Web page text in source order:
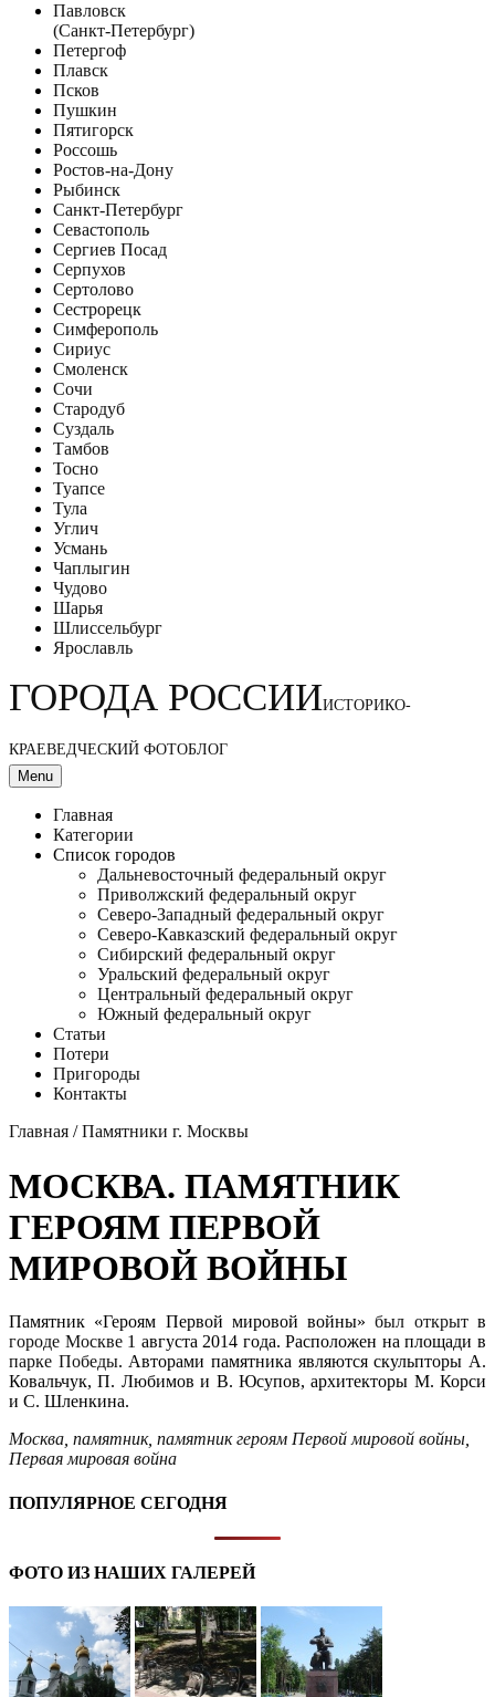
Павловск
(Санкт-Петербург)
Петергоф
Плавск
Псков
Пушкин
Пятигорск
Россошь
Ростов-на-Дону
Рыбинск
Санкт-Петербург
Севастополь
Сергиев Посад
Серпухов
Сертолово
Сестрорецк
Симферополь
Сириус
Смоленск
Сочи
Стародуб
Суздаль
Тамбов
Тосно
Туапсе
Тула
Углич
Усмань
Чаплыгин
Чудово
Шарья
Шлиссельбург
Ярославль
ГОРОДА РОССИИИСТОРИКО-
КРАЕВЕДЧЕСКИЙ ФОТОБЛОГ
Menu
Главная
Категории
Список городов
Дальневосточный федеральный округ
Приволжский федеральный округ
Северо-Западный федеральный округ
Северо-Кавказский федеральный округ
Сибирский федеральный округ
Уральский федеральный округ
Центральный федеральный округ
Южный федеральный округ
Статьи
Потери
Пригороды
Контакты
Главная /Памятники г. Москвы
МОСКВА. ПАМЯТНИК
ГЕРОЯМ ПЕРВОЙ
МИРОВОЙ ВОЙНЫ
Памятник «Героям Первой мировой войны»был открытв
городе Москве1 августа 2014 года. Расположен на площади в
парке Победы. Авторами памятника являются скульпторы А.
Ковальчук, П. Любимов и В. Юсупов, архитекторы М. Корси
и С. Шленкина.
Москва памятник, памятник героям Первой мировой войны
Первая мировая война
ПОПУЛЯРНОЕ СЕГОДНЯ
ФОТО ИЗ НАШИХ ГАЛЕРЕЙ